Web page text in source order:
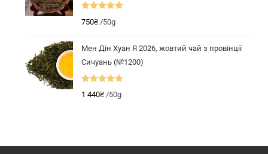
750₴ /50g
Мен Дін Хуан Я 2026, жовтий чай з провінції
Сичуань (№1200)
1 440₴ /50g